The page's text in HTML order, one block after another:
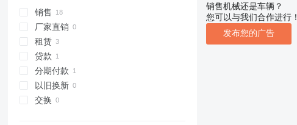
销售
厂家直销
租赁
贷款
分期付款
以旧换新
交换
销售机械还是车辆？
您可以与我们合作进行！
发布您的广告